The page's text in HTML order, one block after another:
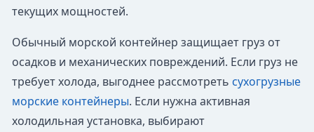
текущих мощностей.
Обычный морской контейнер защищает груз от
осадков и механических повреждений. Если груз не
требует холода, выгоднее рассмотреть сухогрузные
морские контейнеры. Если нужна активная
холодильная установка, выбирают